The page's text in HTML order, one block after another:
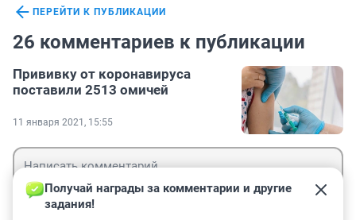
ПЕРЕЙТИ К ПУБЛИКАЦИИ
26 комментариев к публикации
Прививку от коронавируса
поставили 2513 омичей
11 января 2021, 15:55
Получай награды за комментарии и другие
задания!